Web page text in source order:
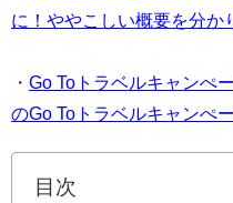
に！ややこしい概要を分か
・ Go Toトラベルキャンぺ
のGo Toトラベルキャンぺ
目次